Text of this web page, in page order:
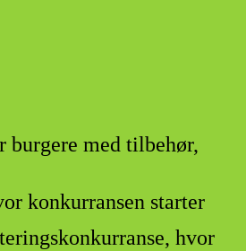
burgere med tilbehør,
konkurransen starter
hvor